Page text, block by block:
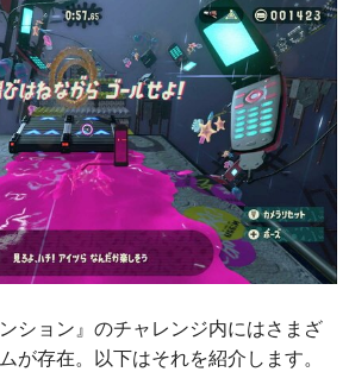
ション』のチャレンジ内にはさまざ
が存在。以下はそれを紹介します。